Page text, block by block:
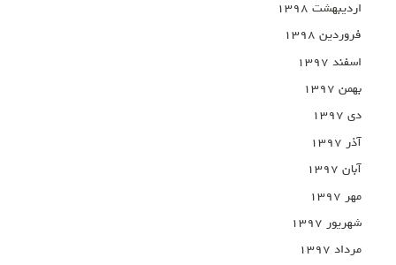
اردیبهشت ۱۳۹۸
فروردین ۱۳۹۸
اسفند ۱۳۹۷
بهمن ۱۳۹۷
دی ۱۳۹۷
آذر ۱۳۹۷
آبان ۱۳۹۷
مهر ۱۳۹۷
شهریور ۱۳۹۷
مرداد ۱۳۹۷